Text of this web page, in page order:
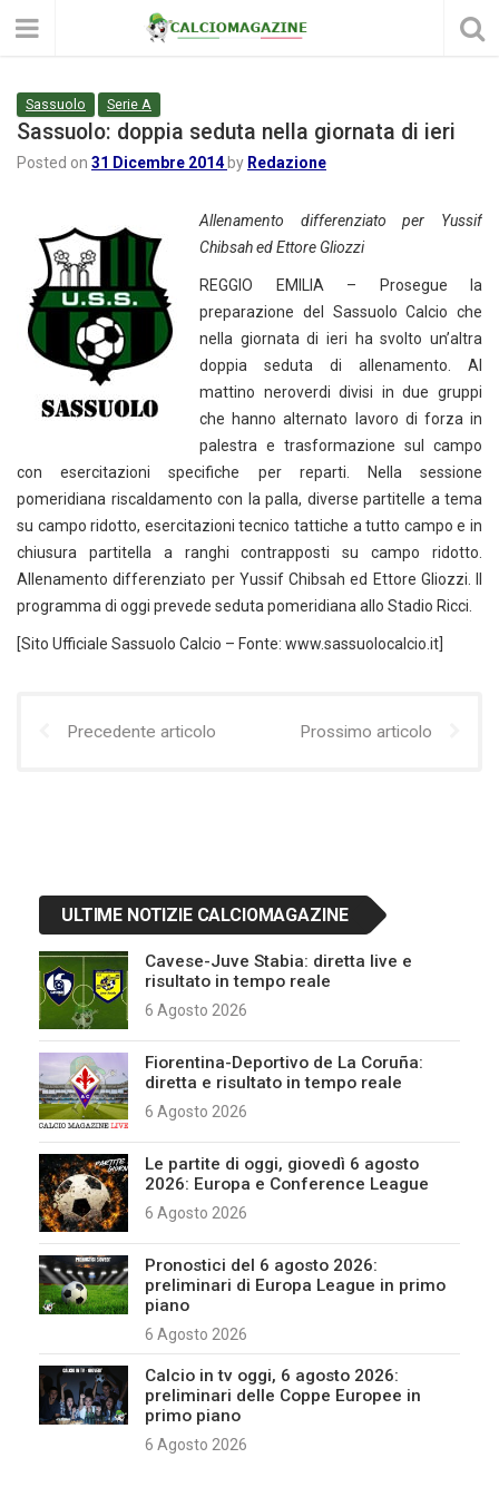
Sassuolo Serie A
Sassuolo: doppia seduta nella giornata di ieri
Posted on 31 Dicembre 2014 by Redazione
Allenamento differenziato per Yussif
Chibsah ed Ettore Gliozzi
REGGIO EMILIA – Prosegue la
preparazione del Sassuolo Calcio che
nella giornata di ieri ha svolto un’altra
doppia seduta di allenamento. Al
mattino neroverdi divisi in due gruppi
che hanno alternato lavoro di forza in
palestra e trasformazione sul campo
con esercitazioni specifiche per reparti. Nella sessione
pomeridiana riscaldamento con la palla, diverse partitelle a tema
su campo ridotto, esercitazioni tecnico tattiche a tutto campo e in
chiusura partitella a ranghi contrapposti su campo ridotto.
Allenamento differenziato per Yussif Chibsah ed Ettore Gliozzi. Il
programma di oggi prevede seduta pomeridiana allo Stadio Ricci.
[Sito Ufficiale Sassuolo Calcio – Fonte: www.sassuolocalcio.it]
Precedente articolo Prossimo articolo
ULTIME NOTIZIE CALCIOMAGAZINE
Cavese-Juve Stabia: diretta live e
risultato in tempo reale
6 Agosto 2026
Fiorentina-Deportivo de La Coruña:
diretta e risultato in tempo reale
6 Agosto 2026
Le partite di oggi, giovedì 6 agosto
2026: Europa e Conference League
6 Agosto 2026
Pronostici del 6 agosto 2026:
preliminari di Europa League in primo
piano
6 Agosto 2026
Calcio in tv oggi, 6 agosto 2026:
preliminari delle Coppe Europee in
primo piano
6 Agosto 2026